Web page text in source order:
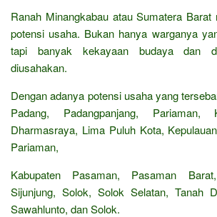
Ranah Minangkabau atau Sumatera
potensi usaha. Bukan hanya warganya
tapi banyak kekayaan budaya dan
diusahakan.
Dengan adanya potensi usaha yang
Padang, Padangpanjang, Pariaman,
Dharmasraya, Lima Puluh Kota,
Pariaman,
Kabupaten Pasaman, Pasaman
Sijunjung, Solok, Solok Selatan, Tanah
Sawahlunto, dan Solok.